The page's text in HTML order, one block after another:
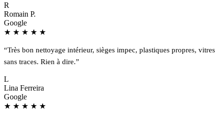
R
Romain P.
Google
★ ★ ★ ★ ★
“Très bon nettoyage intérieur, sièges impec, plastiques propres, vitres
sans traces. Rien à dire.”
L
Lina Ferreira
Google
★ ★ ★ ★ ★